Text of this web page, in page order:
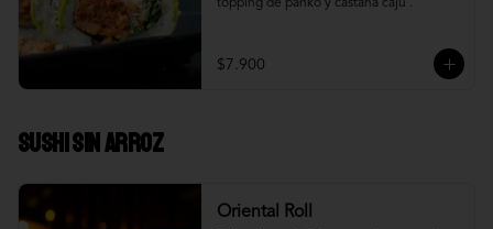
topping de panko y castaña caju .
$7.900
Sushi Sin Arroz
Oriental Roll